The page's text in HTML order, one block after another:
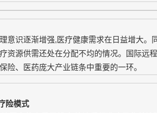
意识逐渐增强,医疗健康需求在日益增大。
资源供需还处在分配不均的情况。国际远
险、医药庞大产业链条中重要的一环。
险模式